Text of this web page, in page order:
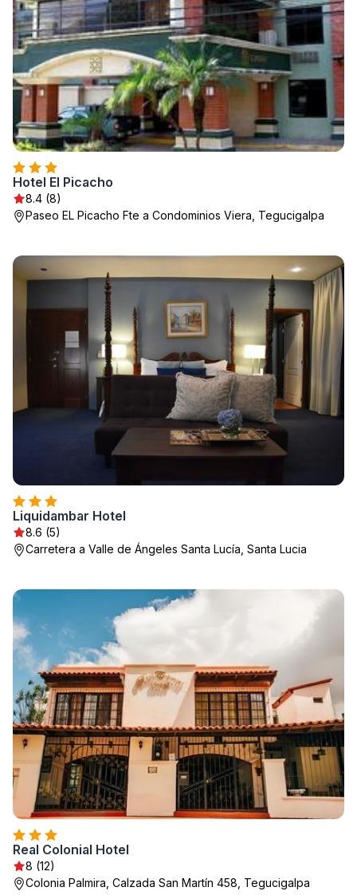
Hotel El Picacho
8.4 (8)
Paseo EL Picacho Fte a Condominios Viera, Tegucigalpa
Liquidambar Hotel
8.6 (5)
Carretera a Valle de Ángeles Santa Lucía, Santa Lucia
Real Colonial Hotel
8 (12)
Colonia Palmira, Calzada San Martín 458, Tegucigalpa